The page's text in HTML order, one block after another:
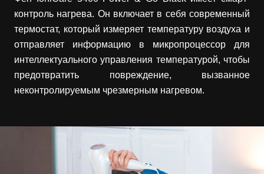
контроль нагрева. Он включает в себя современный
термостат, который измеряет температуру воздуха и
отправляет информацию в микропроцессор для
интеллектуального управления температурой, чтобы
предотвратить повреждение, вызванное
неконтролируемым чрезмерным нагревом.